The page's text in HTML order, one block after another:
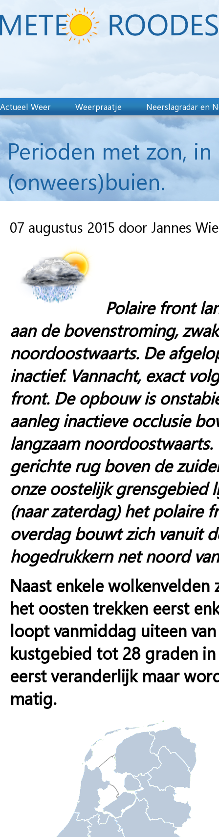
Actueel Weer Weerpraatje Neerslagradar en
Perioden met zon,
(onweers)buien.
07 augustus 2015 door Jannes
Polaire front
aan de bovenstroming,
noordoostwaarts. De
inactief. Vannacht, exact
front. De opbouw is
aanleg inactieve occlusie
langzaam
gerichte rug boven de
onze oostelijk grensgebied
(naar zaterdag) het polaire
overdag bouwt zich vanuit
hogedrukkern net noord
Naast enkele
het oosten trekken eerst
loopt vanmiddag uiteen
kustgebied tot 28 graden
eerst veranderlijk maar
matig.